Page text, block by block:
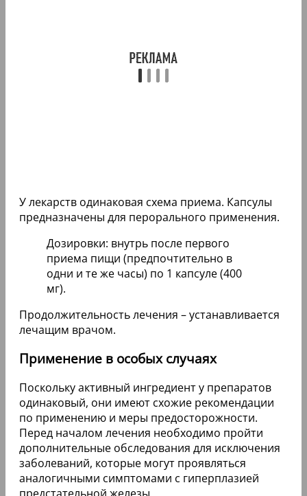
У лекарств одинаковая схема приема. Капсулы
предназначены для перорального применения.
Дозировки: внутрь после первого
приема пищи (предпочтительно в
одни и те же часы) по 1 капсуле (400
мг).
Продолжительность лечения – устанавливается
лечащим врачом.
Применение в особых случаях
Поскольку активный ингредиент у препаратов
одинаковый, они имеют схожие рекомендации
по применению и меры предосторожности.
Перед началом лечения необходимо пройти
дополнительные обследования для исключения
заболеваний, которые могут проявляться
аналогичными симптомами с гиперплазией